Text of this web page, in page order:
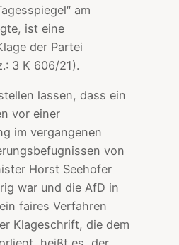
am
ist eine
der Partei
3 K 606/21).
lassen, dass ein
vor einer
im vergangenen
von
Horst Seehofer
war und die AfD in
faires Verfahren
Klageschrift, die dem